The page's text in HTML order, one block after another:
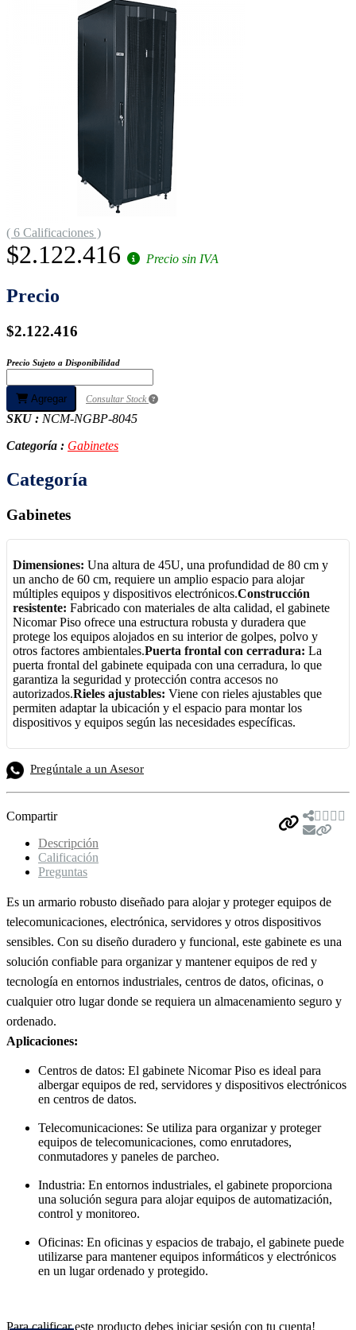
( 6 Calificaciones )
$2.122.416 Precio sin IVA
Precio
$2.122.416
Precio Sujeto a Disponibilidad
Agregar Consultar Stock
SKU : NCM-NGBP-8045
Categoría : Gabinetes
Categoría
Gabinetes
Dimensiones: Una altura de 45U, una profundidad de 80 cm y
un ancho de 60 cm, requiere un amplio espacio para alojar
múltiples equipos y dispositivos electrónicos.Construcción
resistente: Fabricado con materiales de alta calidad, el gabinete
Nicomar Piso ofrece una estructura robusta y duradera que
protege los equipos alojados en su interior de golpes, polvo y
otros factores ambientales.Puerta frontal con cerradura: La
puerta frontal del gabinete equipada con una cerradura, lo que
garantiza la seguridad y protección contra accesos no
autorizados.Rieles ajustables: Viene con rieles ajustables que
permiten adaptar la ubicación y el espacio para montar los
dispositivos y equipos según las necesidades específicas.
Pregúntale a un Asesor
Compartir
Descripción
Calificación
Preguntas
Es un armario robusto diseñado para alojar y proteger equipos de
telecomunicaciones, electrónica, servidores y otros dispositivos
sensibles. Con su diseño duradero y funcional, este gabinete es una
solución confiable para organizar y mantener equipos de red y
tecnología en entornos industriales, centros de datos, oficinas, o
cualquier otro lugar donde se requiera un almacenamiento seguro y
ordenado.
Aplicaciones:
Centros de datos: El gabinete Nicomar Piso es ideal para
albergar equipos de red, servidores y dispositivos electrónicos
en centros de datos.
Telecomunicaciones: Se utiliza para organizar y proteger
equipos de telecomunicaciones, como enrutadores,
conmutadores y paneles de parcheo.
Industria: En entornos industriales, el gabinete proporciona
una solución segura para alojar equipos de automatización,
control y monitoreo.
Oficinas: En oficinas y espacios de trabajo, el gabinete puede
utilizarse para mantener equipos informáticos y electrónicos
en un lugar ordenado y protegido.
Para calificar este producto debes iniciar sesión con tu cuenta!